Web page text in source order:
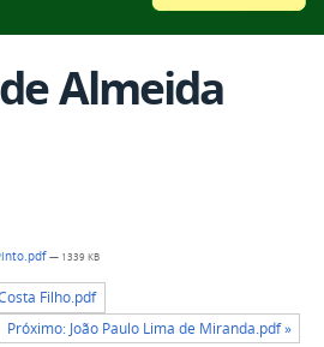
Almeida
— 1339 KB
Filho.pdf
Próximo: João Paulo Lima de Miranda.pdf »